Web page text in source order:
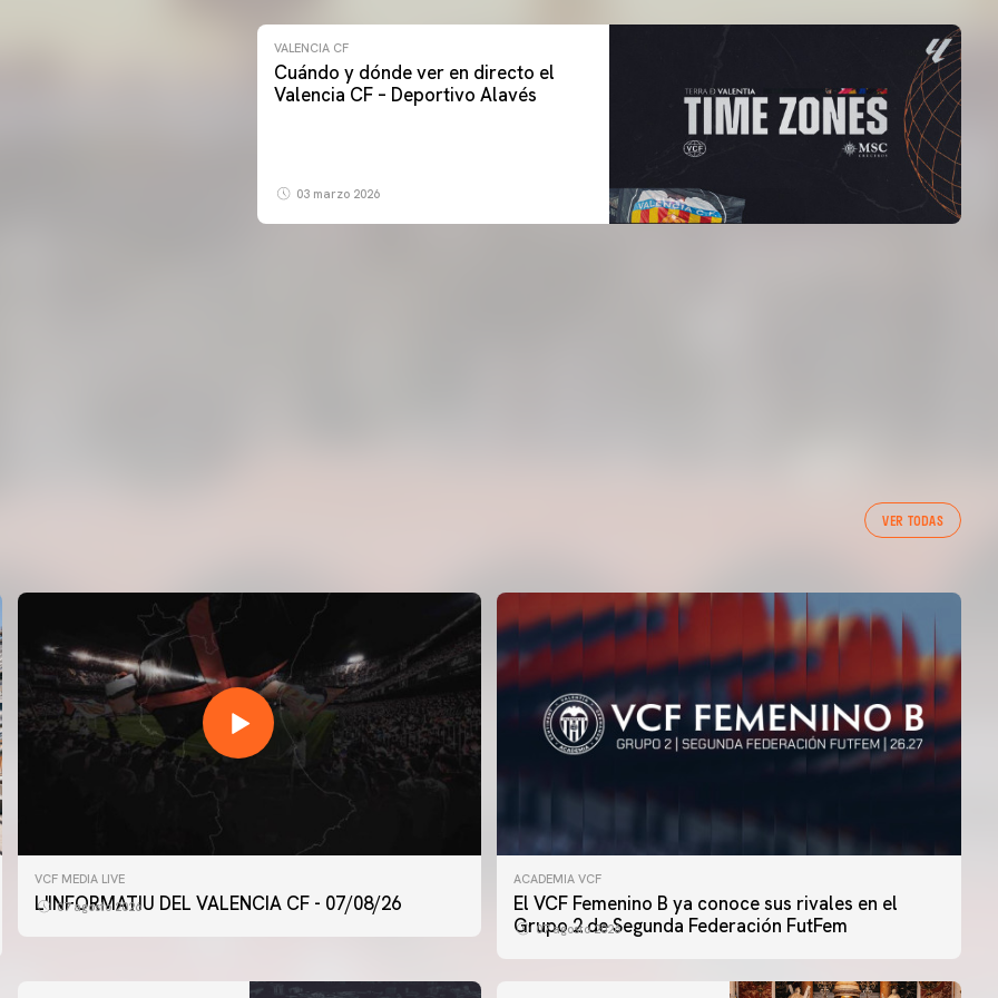
VALENCIA CF
Cuándo y dónde ver en directo el
Valencia CF – Deportivo Alavés
03 marzo 2026
VER TODAS
VCF MEDIA LIVE
L'INFORMATIU DEL VALENCIA CF - 07/08/26
07 agosto 2026
ACADEMIA VCF
El VCF Femenino B ya conoce sus rivales en el
Grupo 2 de Segunda Federación FutFem
07 agosto 2026